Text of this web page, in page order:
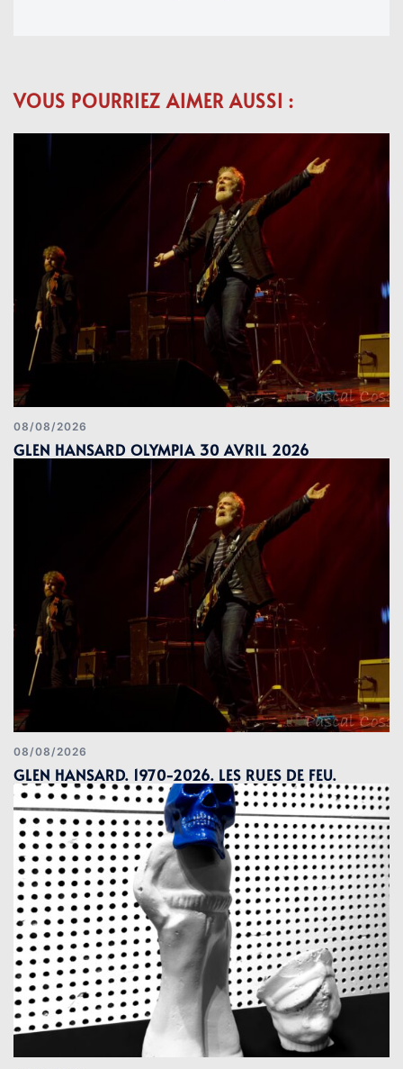
VOUS POURRIEZ AIMER AUSSI :
08/08/2026
GLEN HANSARD OLYMPIA 30 AVRIL 2026
08/08/2026
GLEN HANSARD. 1970-2026. LES RUES DE FEU.